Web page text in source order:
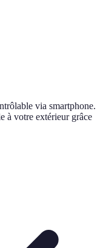
via smartphone.
à votre extérieur grâce